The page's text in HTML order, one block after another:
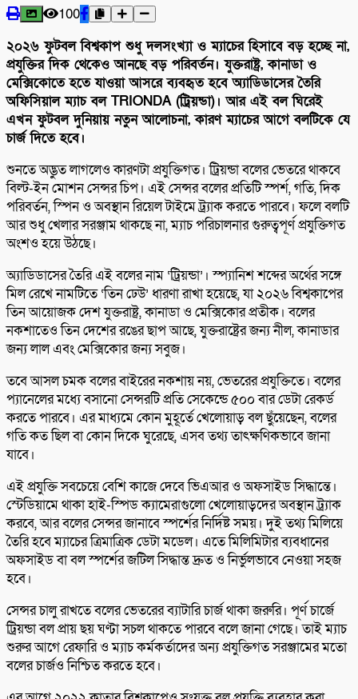
100
২০২৬ ফুটবল বিশ্বকাপ শুধু দলসংখ্যা ও ম্যাচের হিসাবে বড় হচ্ছে না,
প্রযুক্তির দিক থেকেও আনছে বড় পরিবর্তন। যুক্তরাষ্ট্র, কানাডা ও
মেক্সিকোতে হতে যাওয়া আসরে ব্যবহৃত হবে অ্যাডিডাসের তৈরি
অফিসিয়াল ম্যাচ বল TRIONDA (ট্রিয়ন্ডা)। আর এই বল ঘিরেই
এখন ফুটবল দুনিয়ায় নতুন আলোচনা, কারণ ম্যাচের আগে বলটিকে যে
চার্জ দিতে হবে।
শুনতে অদ্ভুত লাগলেও কারণটা প্রযুক্তিগত। ট্রিয়ন্ডা বলের ভেতরে থাকবে
বিল্ট-ইন মোশন সেন্সর চিপ। এই সেন্সর বলের প্রতিটি স্পর্শ, গতি, দিক
পরিবর্তন, স্পিন ও অবস্থান রিয়েল টাইমে ট্র্যাক করতে পারবে। ফলে বলটি
আর শুধু খেলার সরঞ্জাম থাকছে না, ম্যাচ পরিচালনার গুরুত্বপূর্ণ প্রযুক্তিগত
অংশও হয়ে উঠছে।
অ্যাডিডাসের তৈরি এই বলের নাম ‘ট্রিয়ন্ডা’। স্প্যানিশ শব্দের অর্থের সঙ্গে
মিল রেখে নামটিতে ‘তিন ঢেউ’ ধারণা রাখা হয়েছে, যা ২০২৬ বিশ্বকাপের
তিন আয়োজক দেশ যুক্তরাষ্ট্র, কানাডা ও মেক্সিকোর প্রতীক। বলের
নকশাতেও তিন দেশের রঙের ছাপ আছে, যুক্তরাষ্ট্রের জন্য নীল, কানাডার
জন্য লাল এবং মেক্সিকোর জন্য সবুজ।
তবে আসল চমক বলের বাইরের নকশায় নয়, ভেতরের প্রযুক্তিতে। বলের
প্যানেলের মধ্যে বসানো সেন্সরটি প্রতি সেকেন্ডে ৫০০ বার ডেটা রেকর্ড
করতে পারবে। এর মাধ্যমে কোন মুহূর্তে খেলোয়াড় বল ছুঁয়েছেন, বলের
গতি কত ছিল বা কোন দিকে ঘুরেছে, এসব তথ্য তাৎক্ষণিকভাবে জানা
যাবে।
এই প্রযুক্তি সবচেয়ে বেশি কাজে দেবে ভিএআর ও অফসাইড সিদ্ধান্তে।
স্টেডিয়ামে থাকা হাই-স্পিড ক্যামেরাগুলো খেলোয়াড়দের অবস্থান ট্র্যাক
করবে, আর বলের সেন্সর জানাবে স্পর্শের নির্দিষ্ট সময়। দুই তথ্য মিলিয়ে
তৈরি হবে ম্যাচের ত্রিমাত্রিক ডেটা মডেল। এতে মিলিমিটার ব্যবধানের
অফসাইড বা বল স্পর্শের জটিল সিদ্ধান্ত দ্রুত ও নির্ভুলভাবে নেওয়া সহজ
হবে।
সেন্সর চালু রাখতে বলের ভেতরের ব্যাটারি চার্জ থাকা জরুরি। পূর্ণ চার্জে
ট্রিয়ন্ডা বল প্রায় ছয় ঘণ্টা সচল থাকতে পারবে বলে জানা গেছে। তাই ম্যাচ
শুরুর আগে রেফারি ও ম্যাচ কর্মকর্তাদের অন্য প্রযুক্তিগত সরঞ্জামের মতো
বলের চার্জও নিশ্চিত করতে হবে।